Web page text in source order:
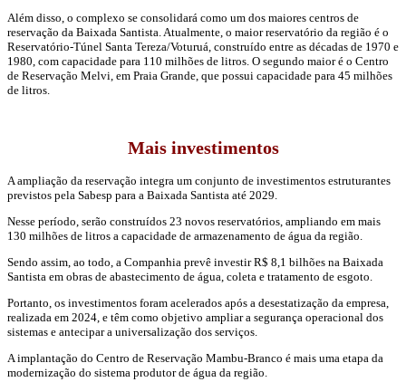
Além disso, o complexo se consolidará como um dos maiores centros de
reservação da Baixada Santista. Atualmente, o maior reservatório da região é o
Reservatório-Túnel Santa Tereza/Voturuá, construído entre as décadas de 1970 e
1980, com capacidade para 110 milhões de litros. O segundo maior é o Centro
de Reservação Melvi, em Praia Grande, que possui capacidade para 45 milhões
de litros.
Mais investimentos
A ampliação da reservação integra um conjunto de investimentos estruturantes
previstos pela Sabesp para a Baixada Santista até 2029.
Nesse período, serão construídos 23 novos reservatórios, ampliando em mais
130 milhões de litros a capacidade de armazenamento de água da região.
Sendo assim, ao todo, a Companhia prevê investir R$ 8,1 bilhões na Baixada
Santista em obras de abastecimento de água, coleta e tratamento de esgoto.
Portanto, os investimentos foram acelerados após a desestatização da empresa,
realizada em 2024, e têm como objetivo ampliar a segurança operacional dos
sistemas e antecipar a universalização dos serviços.
A implantação do Centro de Reservação Mambu-Branco é mais uma etapa da
modernização do sistema produtor de água da região.